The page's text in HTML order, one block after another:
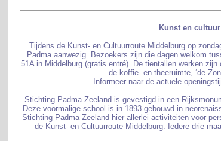
Kunst en
Tijdens de Kunst- en Cultuurroute Middelburg op
Padma aanwezig. Bezoekers zijn die dagen welkom
51A in Middelburg (gratis entré). De tientallen werken
de koffie- en theeruimte, ‘de
Informeer naar de actuele
Stichting Padma Zeeland is gevestigd in een
Deze voormalige school is in 1893 gebouwd in
Stichting Padma Zeeland hier allerlei activiteiten voor
de Kunst- en Cultuurroute Middelburg. Iedere drie